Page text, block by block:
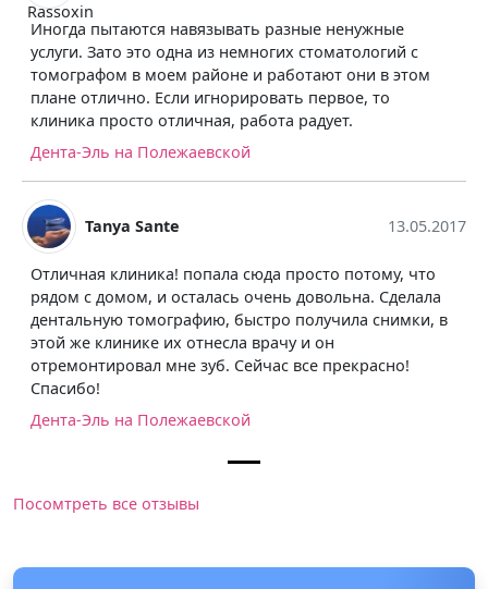
Иногда пытаются навязывать разные ненужные
услуги. Зато это одна из немногих стоматологий с
томографом в моем районе и работают они в этом
плане отлично. Если игнорировать первое, то
клиника просто отличная, работа радует.
Дента-Эль на Полежаевской
Tanya Sante 13.05.2017
Отличная клиника! попала сюда просто потому, что
рядом с домом, и осталась очень довольна. Сделала
дентальную томографию, быстро получила снимки, в
этой же клинике их отнесла врачу и он
отремонтировал мне зуб. Сейчас все прекрасно!
Спасибо!
Дента-Эль на Полежаевской
Посомтреть все отзывы